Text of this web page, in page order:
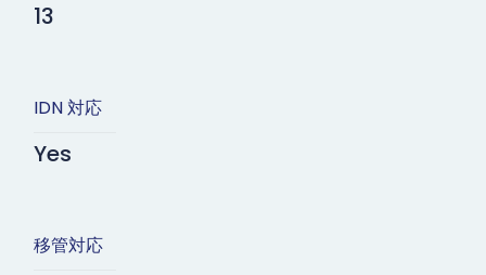
13
IDN 対応
Yes
移管対応